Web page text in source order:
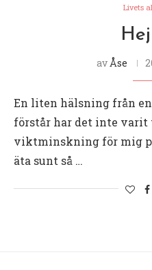
Livets
av Åse
En liten hälsning från
förstår har det inte varit
viktminskning för mig
äta sunt så …